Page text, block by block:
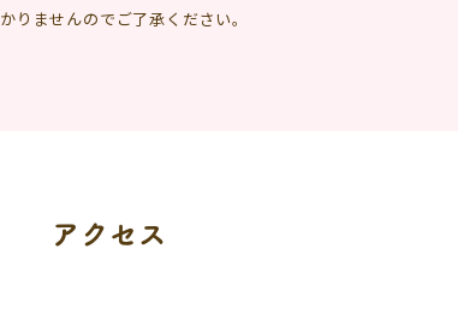
かりませんのでご了承ください。
アクセス